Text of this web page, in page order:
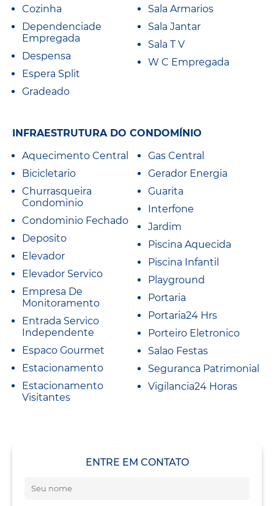
Cozinha
Dependenciade
Empregada
Despensa
Espera Split
Gradeado
Sala Armarios
Sala Jantar
Sala T V
W C Empregada
INFRAESTRUTURA DO CONDOMÍNIO
Aquecimento Central
Bicicletario
Churrasqueira
Condominio
Condominio Fechado
Deposito
Elevador
Elevador Servico
Empresa De
Monitoramento
Entrada Servico
Independente
Espaco Gourmet
Estacionamento
Estacionamento
Visitantes
Gas Central
Gerador Energia
Guarita
Interfone
Jardim
Piscina Aquecida
Piscina Infantil
Playground
Portaria
Portaria24 Hrs
Porteiro Eletronico
Salao Festas
Seguranca Patrimonial
Vigilancia24 Horas
ENTRE EM CONTATO